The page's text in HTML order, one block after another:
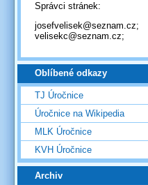
Správci stránek:
josefvelisek@seznam.cz;
velisekc@seznam.cz;
Oblíbené odkazy
TJ Úročnice
Úročnice na Wikipedia
MLK Úročnice
KVH Úročnice
Archiv